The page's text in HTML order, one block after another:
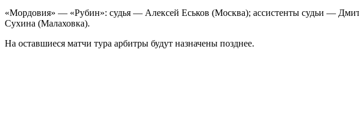
«Мордовия» — «Рубин»: судья — Алексей Еськов (Москва); ассистенты судьи —
Сухина (Малаховка).
На оставшиеся матчи тура арбитры будут назначены позднее.